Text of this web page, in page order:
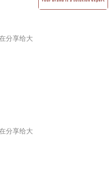
分享给大
分享给大